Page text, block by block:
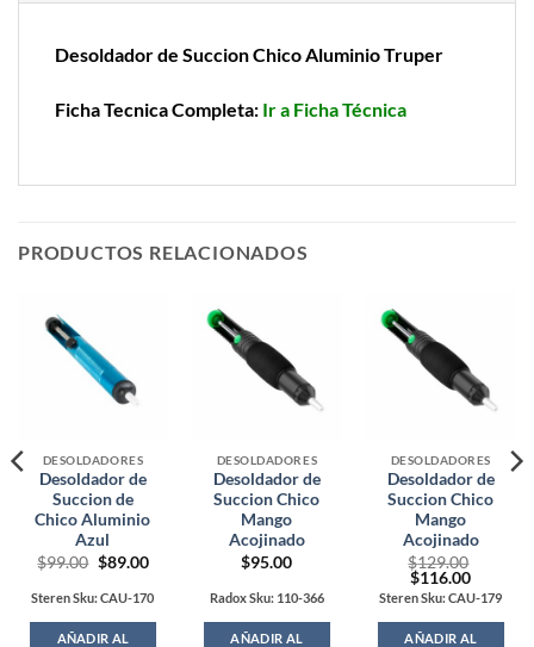
Desoldador de Succion Chico Aluminio Truper
Ficha Tecnica Completa: Ir a Ficha Técnica
PRODUCTOS RELACIONADOS
DESOLDADORES
Desoldador de
Succion de
Chico Aluminio
Azul
$99.00 Original
price
was:
$99.00.
$89.00Current
is:
$89.00.
Steren Sku: CAU-170
AÑADIR AL
DESOLDADORES
Desoldador de
Succion Chico
Mango
Acojinado
$95.00
Radox Sku: 110-366
AÑADIR AL
DESOLDADORES
Desoldador de
Succion Chico
Mango
Acojinado
$129.00
Original
price
was:
$129.00.
$116.00Current
price
is:
$116.00.
Steren Sku: CAU-179
AÑADIR AL